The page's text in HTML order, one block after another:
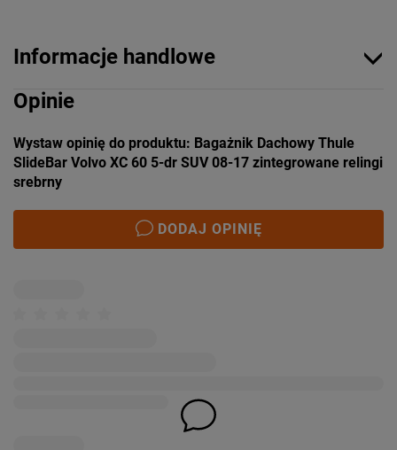
Informacje handlowe
Opinie
Wystaw opinię do produktu: Bagażnik Dachowy Thule
SlideBar Volvo XC 60 5-dr SUV 08-17 zintegrowane relingi
srebrny
DODAJ OPINIĘ